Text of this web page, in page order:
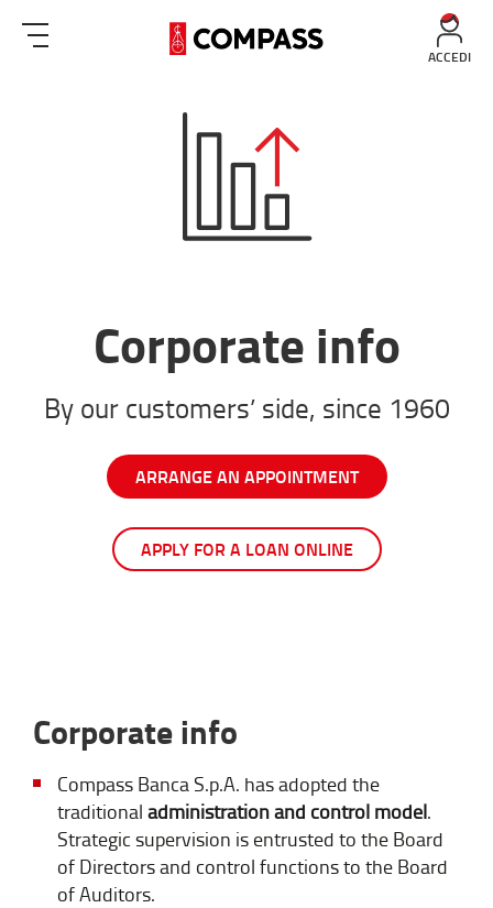
ACCEDI
Corporate info
By our customers’ side, since 1960
ARRANGE AN APPOINTMENT
APPLY FOR A LOAN ONLINE
Corporate info
Compass Banca S.p.A. has adopted the
traditional administration and control model.
Strategic supervision is entrusted to the Board
of Directors and control functions to the Board
of Auditors.